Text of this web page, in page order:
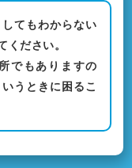
てもわからない
ください。
でもありますの
うときに困るこ